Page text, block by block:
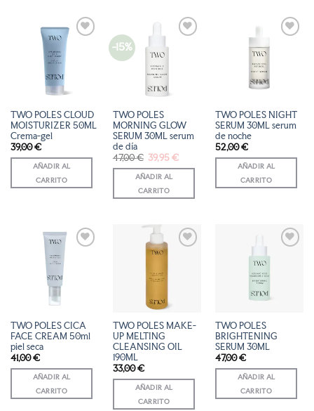
AÑADIR
DESEOS
TWO POLES CLOUD
MOISTURIZER 50ML
Crema-gel
39,00€
AÑADIR AL
CARRITO
-15%
AÑADIR
A LA
LISTA
DESEOS
TWO POLES
MORNING GLOW
SERUM 30ML serum
de día
47,00€ El
precio
original
era:
47,00 €.
39,95€El
actual
AÑADIR AL
CARRITO
AÑADIR
LISTA
DESEOS
TWO POLES NIGHT
SERUM 30ML serum
de noche
52,00€
AÑADIR AL
CARRITO
AÑADIR
LISTA
DESEOS
TWO POLES CICA
FACE CREAM 50ml
piel seca
41,00€
AÑADIR AL
CARRITO
AÑADIR
LISTA
DESEOS
TWO POLES MAKE-
UP MELTING
CLEANSING OIL
190ML
33,00€
AÑADIR AL
CARRITO
AÑADIR
LISTA
DESEOS
TWO POLES
BRIGHTENING
SERUM 30ML
47,00€
AÑADIR AL
CARRITO